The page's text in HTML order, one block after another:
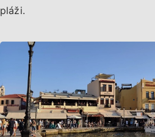
pláži.